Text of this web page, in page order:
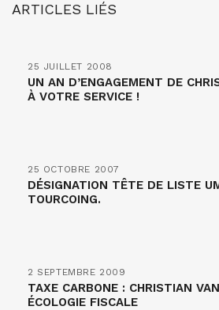
ARTICLES LIÉS
25 JUILLET 2008
UN AN D’ENGAGEMENT DE
À VOTRE SERVICE !
25 OCTOBRE 2007
DÉSIGNATION TÊTE DE LISTE
TOURCOING.
2 SEPTEMBRE 2009
TAXE CARBONE : CHRISTIAN
ÉCOLOGIE FISCALE